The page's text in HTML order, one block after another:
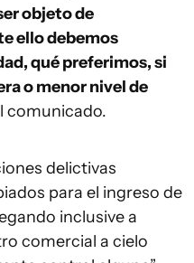
objeto de
ello debemos
qué preferimos, si
o menor nivel de
comunicado.
delictivas
para el ingreso de
inclusive a
comercial a cielo